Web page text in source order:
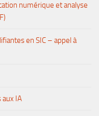
numérique et analyse
en SIC – appel à
IA